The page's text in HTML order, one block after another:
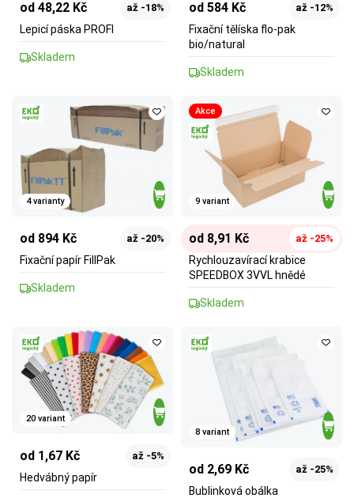
od 48,22 Kč až -18%
Lepicí páska PROFI
Skladem
od 584 Kč až -12%
Fixační tělíska flo-pak
bio/natural
Skladem
4 varianty
od 894 Kč až -20%
Fixační papír FillPak
Skladem
Akce
9 variant
od 8,91 Kč až -25%
Rychlouzavírací krabice
SPEEDBOX 3VVL hnědé
Skladem
20 variant
od 1,67 Kč až -5%
Hedvábný papír
8 variant
od 2,69 Kč až -25%
Bublinková obálka